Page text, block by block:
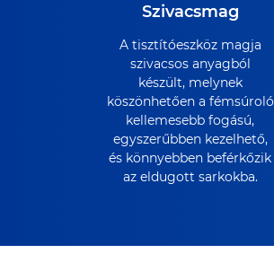
Szivacsmag
A tisztítóeszköz magja
szivacsos anyagból
készült, melynek
köszönhetően a fémsúroló
kellemesebb fogású,
egyszerűbben kezelhető,
és könnyebben beférkőzik
az eldugott sarkokba.